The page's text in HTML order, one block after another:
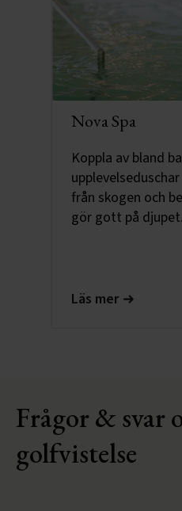
Nova Spa
Koppla av bland
från skogen och
gör gott på djupet.
Läs mer
Frågor & svar
golfvistelse